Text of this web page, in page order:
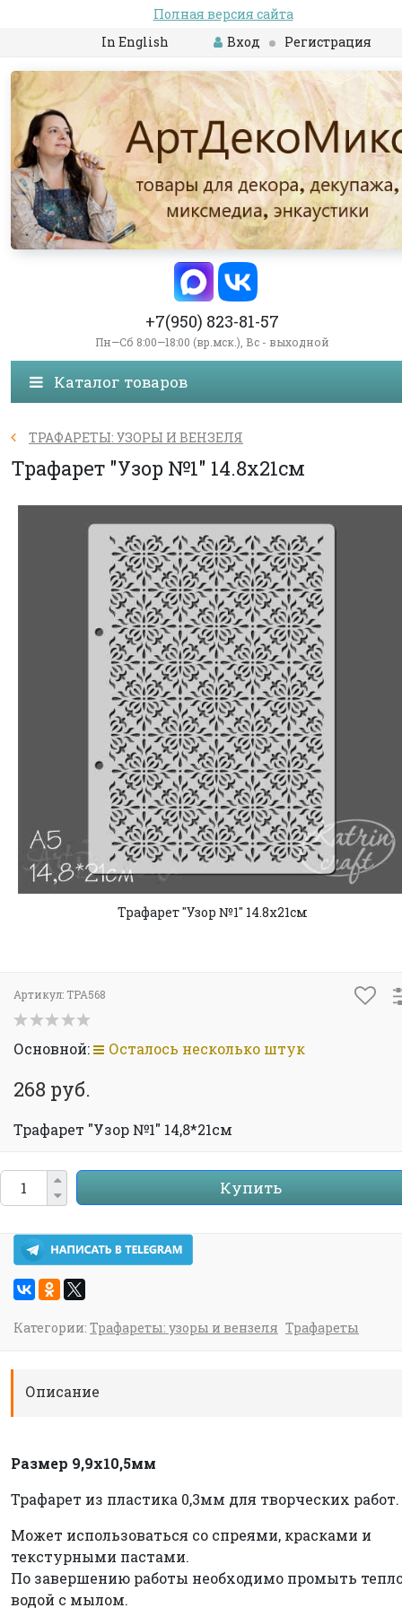
Полная версия сайта
In English
Вход Регистрация
+7(950) 823-81-57
Пн—Сб 8:00—18:00 (вр.мск.), Вс - выходной
Каталог товаров
ТРАФАРЕТЫ: УЗОРЫ И ВЕНЗЕЛЯ
Трафарет "Узор №1" 14.8х21см
Трафарет "Узор №1" 14.8х21см
Артикул: TPA568
Основной: Осталось несколько штук
268 руб.
Трафарет "Узор №1" 14,8*21см
Купить
Категории: Трафареты: узоры и вензеля Трафареты
Описание
Размер 9,9х10,5мм
Трафарет из пластика 0,3мм для творческих работ.
Может использоваться со спреями, красками и
текстурными пастами.
По завершению работы необходимо промыть
водой с мылом.